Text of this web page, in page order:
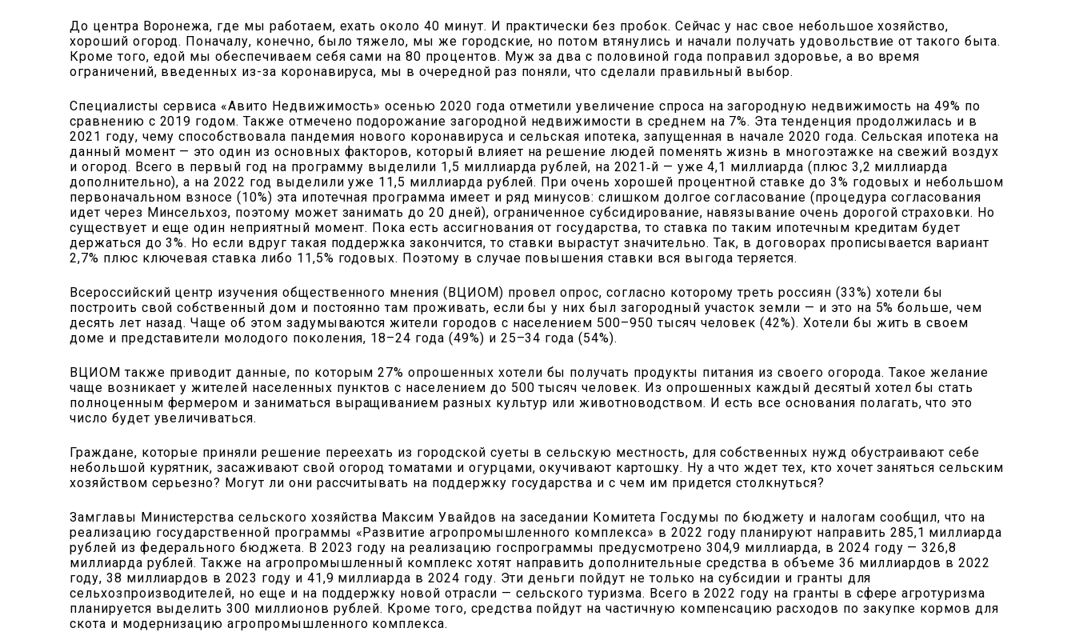
До центра Воронежа, где мы работаем, ехать около 40 минут. И практически без пробок. Сейчас у нас свое небольшое хозяйство,
хороший огород. Поначалу, конечно, было тяжело, мы же городские, но потом втянулись и начали получать удовольствие от такого быта.
Кроме того, едой мы обеспечиваем себя сами на 80 процентов. Муж за два с половиной года поправил здоровье, а во время
ограничений, введенных из-за коронавируса, мы в очередной раз поняли, что сделали правильный выбор.
Специалисты сервиса «Авито Недвижимость» осенью 2020 года отметили увеличение спроса на загородную недвижимость на 49% по
сравнению с 2019 годом. Также отмечено подорожание загородной недвижимости в среднем на 7%. Эта тенденция продолжилась и в
2021 году, чему способствовала пандемия нового коронавируса и сельская ипотека, запущенная в начале 2020 года. Сельская ипотека на
данный момент — это один из основных факторов, который влияет на решение людей поменять жизнь в многоэтажке на свежий воздух
и огород. Всего в первый год на программу выделили 1,5 миллиарда рублей, на 2021‑й — уже 4,1 миллиарда (плюс 3,2 миллиарда
дополнительно), а на 2022 год выделили уже 11,5 миллиарда рублей. При очень хорошей процентной ставке до 3% годовых и небольшом
первоначальном взносе (10%) эта ипотечная программа имеет и ряд минусов: слишком долгое согласование (процедура согласования
идет через Минсельхоз, поэтому может занимать до 20 дней), ограниченное субсидирование, навязывание очень дорогой страховки. Но
существует и еще один неприятный момент. Пока есть ассигнования от государства, то ставка по таким ипотечным кредитам будет
держаться до 3%. Но если вдруг такая поддержка закончится, то ставки вырастут значительно. Так, в договорах прописывается вариант
2,7% плюс ключевая ставка либо 11,5% годовых. Поэтому в случае повышения ставки вся выгода теряется.
Всероссийский центр изучения общественного мнения (ВЦИОМ) провел опрос, согласно которому треть россиян (33%) хотели бы
построить свой собственный дом и постоянно там проживать, если бы у них был загородный участок земли — и это на 5% больше, чем
десять лет назад. Чаще об этом задумываются жители городов с населением 500–950 тысяч человек (42%). Хотели бы жить в своем
доме и представители молодого поколения, 18–24 года (49%) и 25–34 года (54%).
ВЦИОМ также приводит данные, по которым 27% опрошенных хотели бы получать продукты питания из своего огорода. Такое желание
чаще возникает у жителей населенных пунктов с населением до 500 тысяч человек. Из опрошенных каждый десятый хотел бы стать
полноценным фермером и заниматься выращиванием разных культур или животноводством. И есть все основания полагать, что это
число будет увеличиваться.
Граждане, которые приняли решение переехать из городской суеты в сельскую местность, для собственных нужд обустраивают себе
небольшой курятник, засаживают свой огород томатами и огурцами, окучивают картошку. Ну а что ждет тех, кто хочет заняться сельским
хозяйством серьезно? Могут ли они рассчитывать на поддержку государства и с чем им придется столкнуться?
Замглавы Министерства сельского хозяйства Максим Увайдов на заседании Комитета Госдумы по бюджету и налогам сообщил, что на
реализацию государственной программы «Развитие агропромышленного комплекса» в 2022 году планируют направить 285,1 миллиарда
рублей из федерального бюджета. В 2023 году на реализацию госпрограммы предусмотрено 304,9 миллиарда, в 2024 году — 326,8
миллиарда рублей. Также на агропромышленный комплекс хотят направить дополнительные средства в объеме 36 миллиардов в 2022
году, 38 миллиардов в 2023 году и 41,9 миллиарда в 2024 году. Эти деньги пойдут не только на субсидии и гранты для
сельхозпроизводителей, но еще и на поддержку новой отрасли — сельского туризма. Всего в 2022 году на гранты в сфере агротуризма
планируется выделить 300 миллионов рублей. Кроме того, средства пойдут на частичную компенсацию расходов по закупке кормов для
скота и модернизацию агропромышленного комплекса.